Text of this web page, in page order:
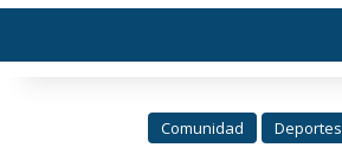
Comunidad Deportes